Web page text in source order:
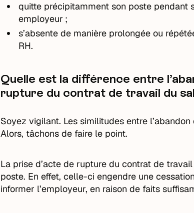
quitte précipitamment son poste pendant
employeur ;
s’absente de manière prolongée ou
RH.
Quelle est la différence entre
rupture du contrat de travail du
Soyez vigilant. Les similitudes entre
Alors, tâchons de faire le point.
La prise d’acte de rupture du contrat de
poste. En effet, celle-ci engendre une
informer l’employeur, en raison de faits